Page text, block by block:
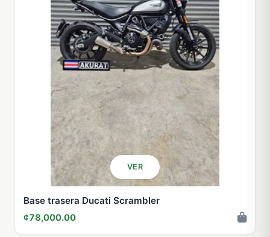
VER
Base trasera Ducati Scrambler
¢78,000.00